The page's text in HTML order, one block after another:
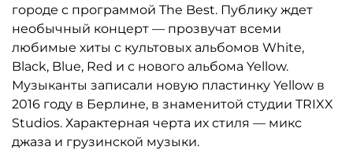
городе с программой The Best. Публику ждет
необычный концерт — прозвучат всеми
любимые хиты с культовых альбомов White,
Black, Blue, Red и с нового альбома Yellow.
Музыканты записали новую пластинку Yellow в
2016 году в Берлине, в знаменитой студии TRIXX
Studios. Характерная черта их стиля — микс
джаза и грузинской музыки.